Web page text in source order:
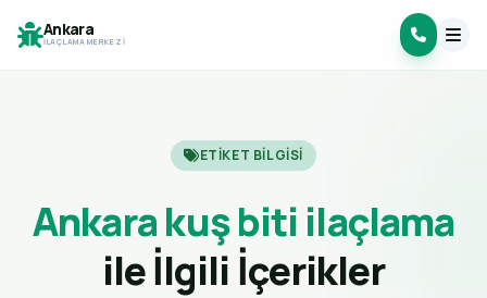
Ankara
İLAÇLAMA MERKEZI
ETIKET BILGISI
Ankara kuş biti ilaçlama
ile İlgili İçerikler